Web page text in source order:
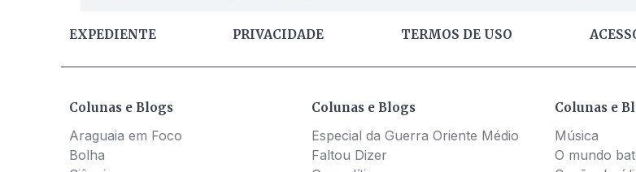
EXPEDIENTE PRIVACIDADE TERMOS DE USO
Colunas e Blogs
Araguaia em Foco
Bolha
Colunas e Blogs
Especial da Guerra Oriente Médio
Faltou Dizer
Colunas e
Música
O mundo